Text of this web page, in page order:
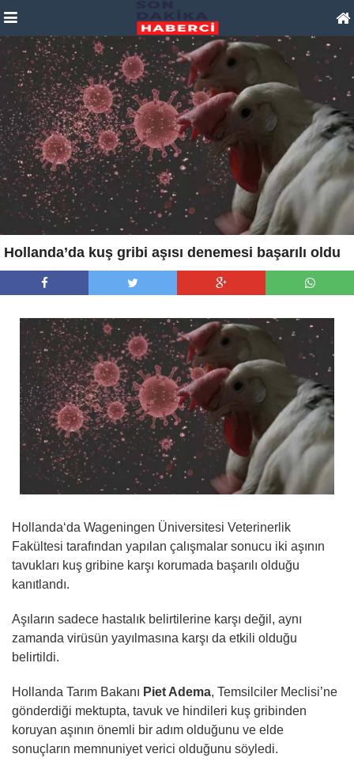
Hollanda’da kuş gribi aşısı denemesi başarılı oldu
Hollanda‘da Wageningen Üniversitesi Veterinerlik
Fakültesi tarafından yapılan çalışmalar sonucu iki aşının
tavukları kuş gribine karşı korumada başarılı olduğu
kanıtlandı.
Aşıların sadece hastalık belirtilerine karşı değil, aynı
zamanda virüsün yayılmasına karşı da etkili olduğu
belirtildi.
Hollanda Tarım Bakanı Piet Adema, Temsilciler Meclisi’ne
gönderdiği mektupta, tavuk ve hindileri kuş gribinden
koruyan aşının önemli bir adım olduğunu ve elde
sonuçların memnuniyet verici olduğunu söyledi.